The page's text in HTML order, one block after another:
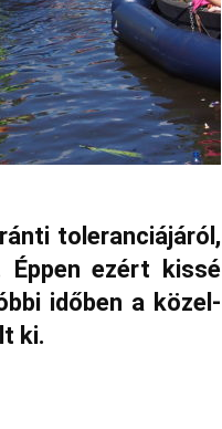
toleranciájáról,
Éppen ezért kissé
időben a közel-
ki.